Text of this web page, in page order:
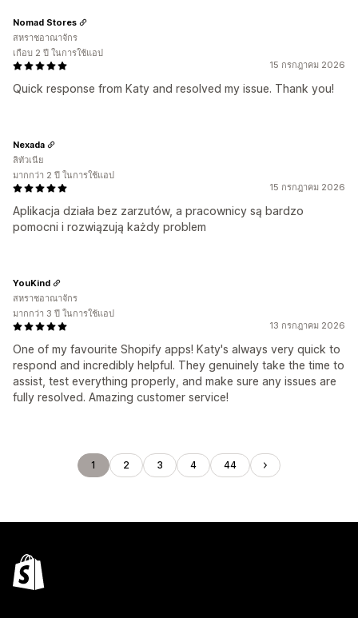
15 กรกฎาคม 2026
Quick response from Katy and resolved my issue. Thank you!
Nomad Stores
สหราชอาณาจักร
เกือบ 2 ปี ในการใช้แอป
15 กรกฎาคม 2026
Aplikacja działa bez zarzutów, a pracownicy są bardzo
pomocni i rozwiązują każdy problem
Nexada
ลิทัวเนีย
มากกว่า 2 ปี ในการใช้แอป
13 กรกฎาคม 2026
One of my favourite Shopify apps! Katy's always very quick to
respond and incredibly helpful. They genuinely take the time to
assist, test everything properly, and make sure any issues are
fully resolved. Amazing customer service!
YouKind
สหราชอาณาจักร
มากกว่า 3 ปี ในการใช้แอป
1 2 3 4 44